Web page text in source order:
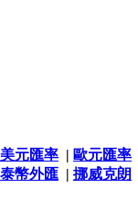
美元匯率 | 歐元匯率
泰幣外匯 | 挪威克朗